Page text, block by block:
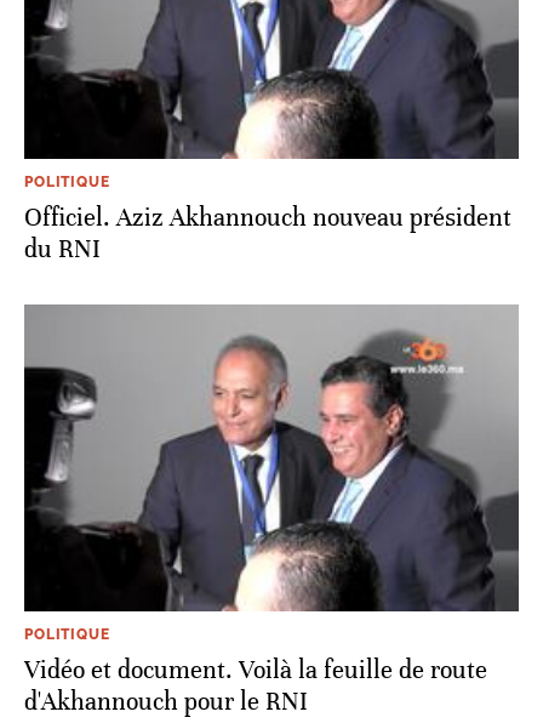
POLITIQUE
Officiel. Aziz Akhannouch nouveau président
du RNI
POLITIQUE
Vidéo et document. Voilà la feuille de route
d'Akhannouch pour le RNI